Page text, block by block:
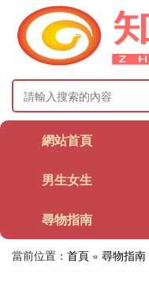
網站首頁
男生女生
尋物指南
當前位置： 首頁 » 尋物指南